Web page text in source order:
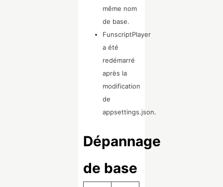
même nom
de base.
FunscriptPlayer
a été
redémarré
après la
modification
de
appsettings.json.
Dépannage
de base